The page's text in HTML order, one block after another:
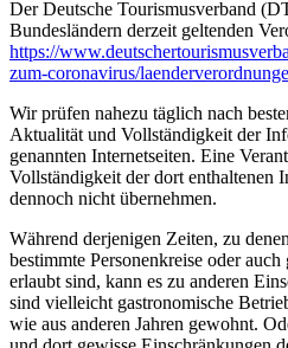
Der Deutsche Tourismusverband
Bundesländern derzeit geltenden
https://
zum-coronavirus/­
Wir prüfen nahezu täglich nach
Aktualität und Vollständigkeit der
genannten Internetseiten. Eine
Vollständigkeit der dort enthaltenen
dennoch nicht übernehmen.
Während derjenigen Zeiten, zu
bestimmte Personenkreise oder
erlaubt sind, kann es zu anderen
sind vielleicht gastronomische
wie aus anderen Jahren gewohnt.